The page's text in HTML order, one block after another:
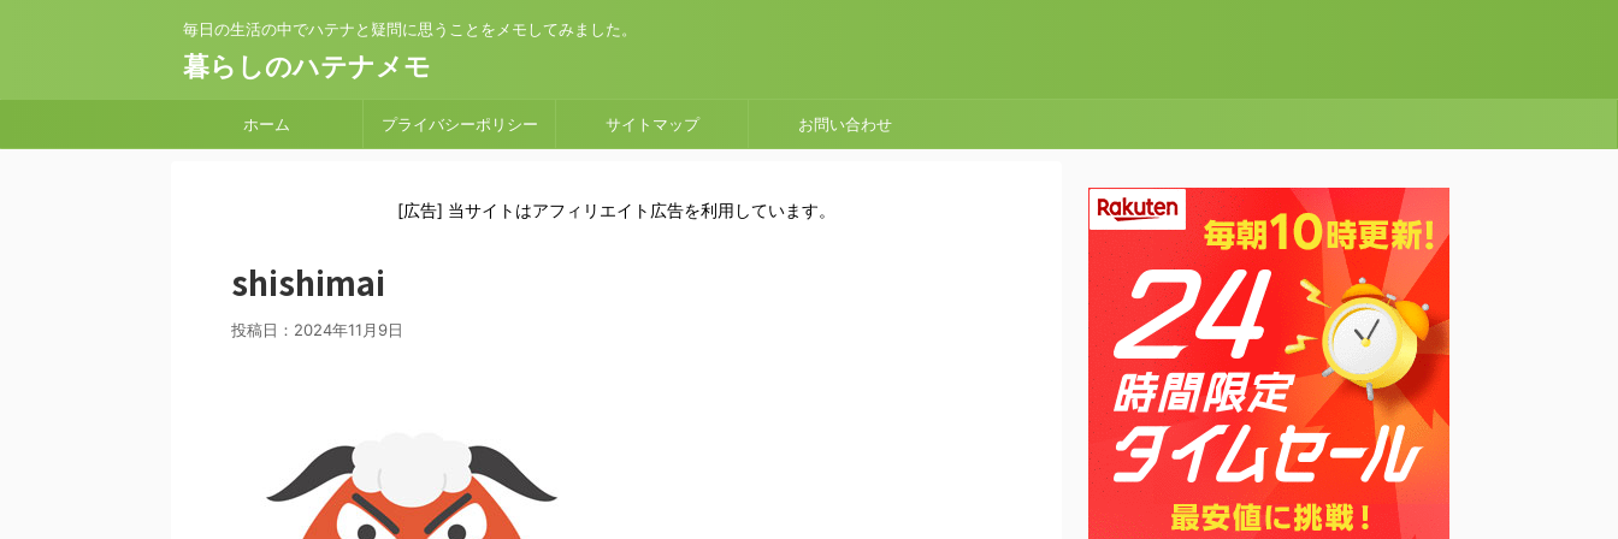
毎日の生活の中でハテナと疑問に思うことをメモしてみました。
暮らしのハテナメモ
ホーム プライバシーポリシー サイトマップ お問い合わせ
[広告] 当サイトはアフィリエイト広告を利用しています。
shishimai
投稿日： 2024年11月9日